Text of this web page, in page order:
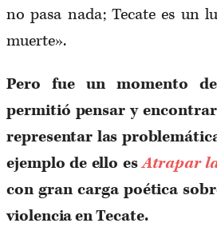
no pasa nada; Tecate es un
muerte».
Pero fue un momento
permitió pensar y
representar las
ejemplo de ello esAtrapar
con gran carga poética
violencia en Tecate.